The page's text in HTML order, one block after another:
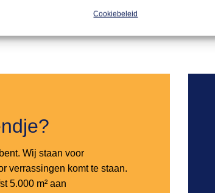
Cookiebeleid
Wij staan voor
verrassingen komt te staan.
5.000 m² aan